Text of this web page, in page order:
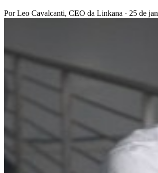
Por Leo Cavalcanti, CEO da Linkana · 25 de